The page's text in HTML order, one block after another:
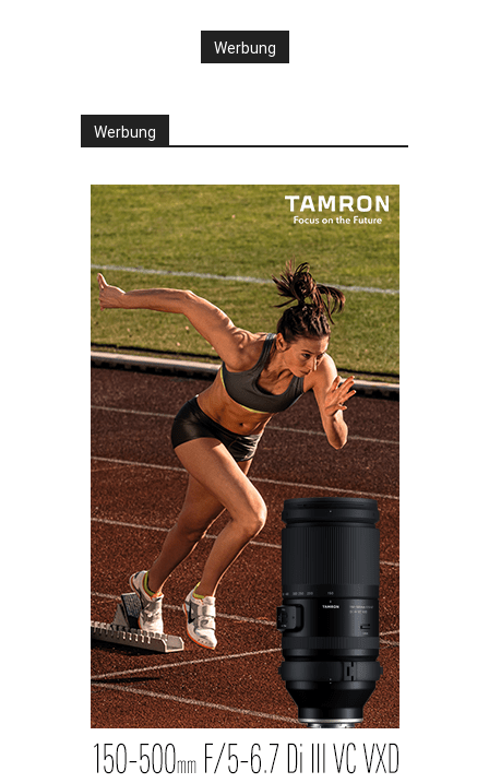
Werbung
Werbung